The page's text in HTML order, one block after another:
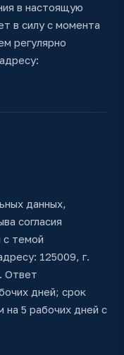
в настоящую
в силу с момента
регулярно
данных,
согласия
с темой
125009, г.
Ответ
дней; срок
5 рабочих дней с